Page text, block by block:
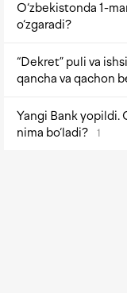
O‘zbekistonda 1-
o‘zgaradi?
“Dekret” puli va
qancha va qachon
Yangi Bank yopildi.
nima bo‘ladi?
1